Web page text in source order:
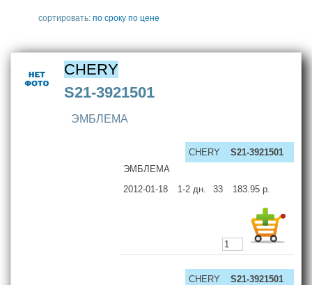
сортировать: по сроку по цене
CHERY
S21-3921501
ЭМБЛЕМА
CHERY
S21-3921501
ЭМБЛЕМА
2012-01-18
1-2 дн. 33 183.95 р.
CHERY
S21-3921501